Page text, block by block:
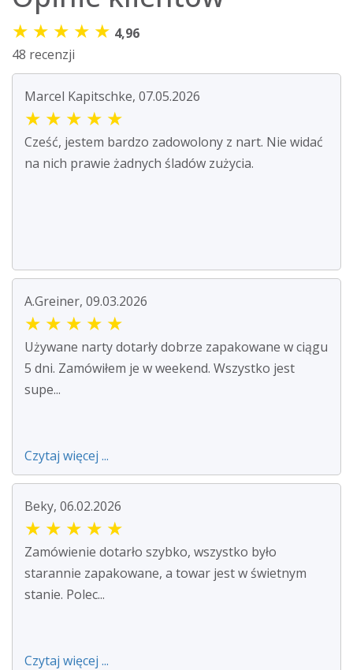
★ ★ ★ ★ ★ 4,96
48 recenzji
Marcel Kapitschke, 07.05.2026
★ ★ ★ ★ ★
Cześć, jestem bardzo zadowolony z nart. Nie widać
na nich prawie żadnych śladów zużycia.
A.Greiner, 09.03.2026
★ ★ ★ ★ ★
Używane narty dotarły dobrze zapakowane w ciągu
5 dni. Zamówiłem je w weekend. Wszystko jest
supe...
Czytaj więcej ...
Beky, 06.02.2026
★ ★ ★ ★ ★
Zamówienie dotarło szybko, wszystko było
starannie zapakowane, a towar jest w świetnym
stanie. Polec...
Czytaj więcej ...